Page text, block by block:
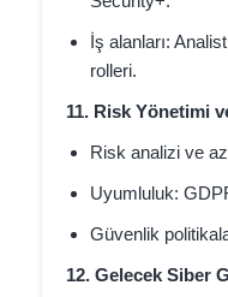
İş alanları:
rolleri.
11. Risk Yönetimi
Risk analizi ve
Uyumluluk:
Güvenlik
12. Gelecek Siber